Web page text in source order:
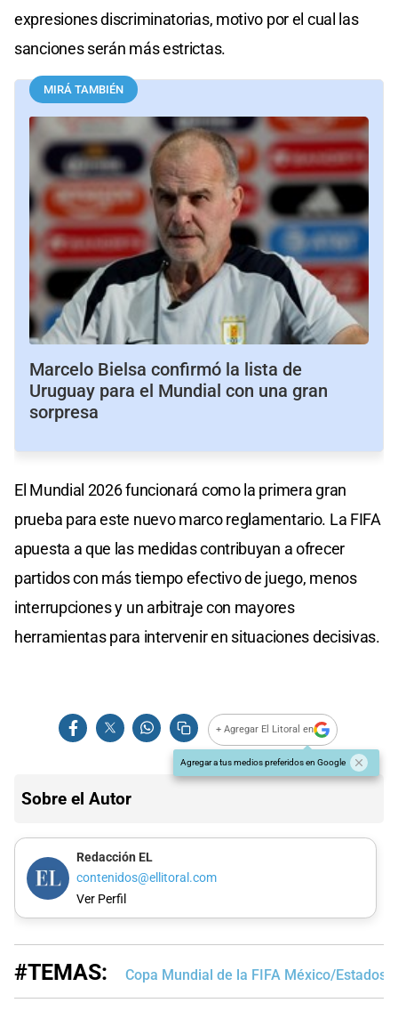
expresiones discriminatorias, motivo por el cual las
sanciones serán más estrictas.
MIRÁ TAMBIÉN
Marcelo Bielsa confirmó la lista de
Uruguay para el Mundial con una gran
sorpresa
El Mundial 2026 funcionará como la primera gran
prueba para este nuevo marco reglamentario. La FIFA
apuesta a que las medidas contribuyan a ofrecer
partidos con más tiempo efectivo de juego, menos
interrupciones y un arbitraje con mayores
herramientas para intervenir en situaciones decisivas.
+ Agregar El Litoral en
Agregar a tus medios preferidos en Google
Sobre el Autor
Redacción EL
contenidos@ellitoral.com
Ver Perfil
#TEMAS: Copa Mundial de la FIFA México/Estados